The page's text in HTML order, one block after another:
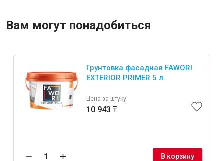
Вам могут понадобиться
Грунтовка фасадная FAWORI
EXTERIOR PRIMER 5 л.
Цена за штуку
10 943 ₸
В корзину
Ещё 2
Сантехника